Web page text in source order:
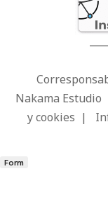
Nakama Estudio
y cookies |
Form